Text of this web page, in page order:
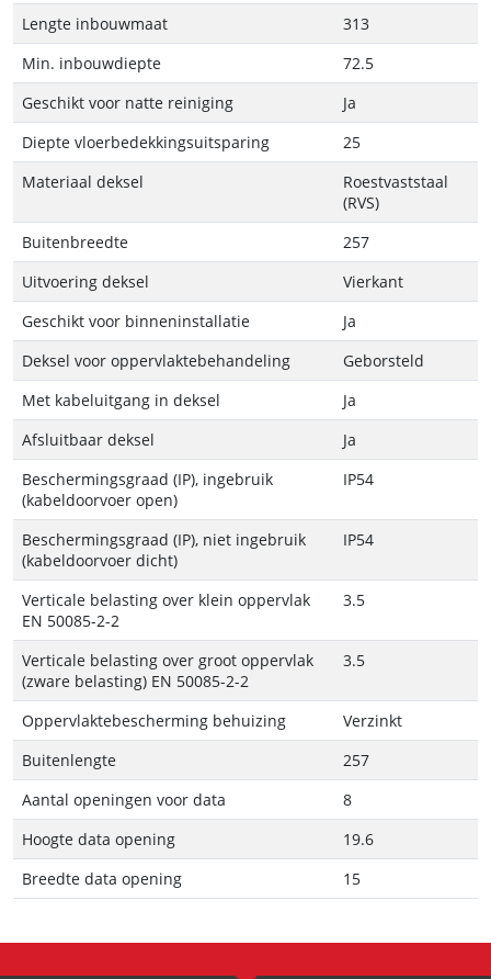
Lengte inbouwmaat
313
Min. inbouwdiepte
72.5
Geschikt voor natte reiniging
Ja
Diepte vloerbedekkingsuitsparing
25
Materiaal deksel
Roestvaststaal
(RVS)
Buitenbreedte
257
Uitvoering deksel
Vierkant
Geschikt voor binneninstallatie
Ja
Deksel voor oppervlaktebehandeling
Geborsteld
Met kabeluitgang in deksel
Ja
Afsluitbaar deksel
Ja
Beschermingsgraad (IP), ingebruik
(kabeldoorvoer open)
IP54
Beschermingsgraad (IP), niet ingebruik
(kabeldoorvoer dicht)
IP54
Verticale belasting over klein oppervlak
EN 50085-2-2
3.5
Verticale belasting over groot oppervlak
(zware belasting) EN 50085-2-2
3.5
Oppervlaktebescherming behuizing
Verzinkt
Buitenlengte
257
Aantal openingen voor data
8
Hoogte data opening
19.6
Breedte data opening
15